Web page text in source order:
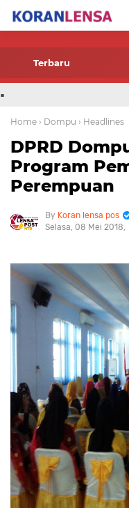
-->
Terbaru
.
Home › Dompu › Headlines
DPRD
Program
Perempuan
Koran lensa pos
Selasa, 08 Mei 2018